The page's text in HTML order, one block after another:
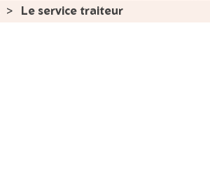
Le service traiteur